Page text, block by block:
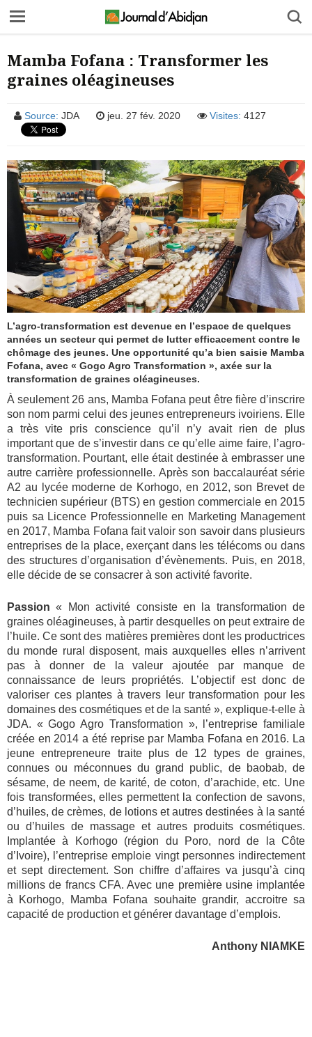
Mamba Fofana : Transformer les
graines oléagineuses
Source: JDA jeu. 27 fév. 2020 Visites: 4127
L’agro-transformation est devenue en l’espace de quelques
années un secteur qui permet de lutter efficacement contre le
chômage des jeunes. Une opportunité qu’a bien saisie Mamba
Fofana, avec « Gogo Agro Transformation », axée sur la
transformation de graines oléagineuses.
À seulement 26 ans, Mamba Fofana peut être fière d’inscrire
son nom parmi celui des jeunes entrepreneurs ivoiriens. Elle
a très vite pris conscience qu’il n’y avait rien de plus
important que de s’investir dans ce qu’elle aime faire, l’agro-
transformation. Pourtant, elle était destinée à embrasser une
autre carrière professionnelle. Après son baccalauréat série
A2 au lycée moderne de Korhogo, en 2012, son Brevet de
technicien supérieur (BTS) en gestion commerciale en 2015
puis sa Licence Professionnelle en Marketing Management
en 2017, Mamba Fofana fait valoir son savoir dans plusieurs
entreprises de la place, exerçant dans les télécoms ou dans
des structures d’organisation d’évènements. Puis, en 2018,
elle décide de se consacrer à son activité favorite.
Passion« Mon activité consiste en la transformation de
graines oléagineuses, à partir desquelles on peut extraire de
l’huile. Ce sont des matières premières dont les productrices
du monde rural disposent, mais auxquelles elles n’arrivent
pas à donner de la valeur ajoutée par manque de
connaissance de leurs propriétés. L’objectif est donc de
valoriser ces plantes à travers leur transformation pour les
domaines des cosmétiques et de la santé », explique-t-elle à
JDA. « Gogo Agro Transformation », l’entreprise familiale
créée en 2014 a été reprise par Mamba Fofana en 2016. La
jeune entrepreneure traite plus de 12 types de graines,
connues ou méconnues du grand public, de baobab, de
sésame, de neem, de karité, de coton, d’arachide, etc. Une
fois transformées, elles permettent la confection de savons,
d’huiles, de crèmes, de lotions et autres destinées à la santé
ou d’huiles de massage et autres produits cosmétiques.
Implantée à Korhogo (région du Poro, nord de la Côte
d’Ivoire), l’entreprise emploie vingt personnes indirectement
et sept directement. Son chiffre d’affaires va jusqu’à cinq
millions de francs CFA. Avec une première usine implantée
à Korhogo, Mamba Fofana souhaite grandir, accroitre sa
capacité de production et générer davantage d’emplois.
Anthony NIAMKE